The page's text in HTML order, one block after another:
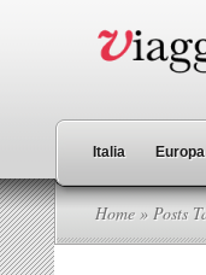
Italia Europa
Home » Posts